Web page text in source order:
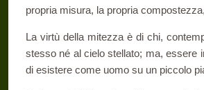
propria misura, la propria
La virtù della mitezza è di chi,
stesso né al cielo stellato; ma, essere
di esistere come uomo su un piccolo